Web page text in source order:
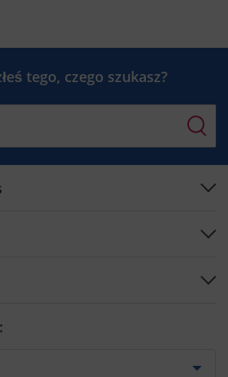
tego, czego szukasz?